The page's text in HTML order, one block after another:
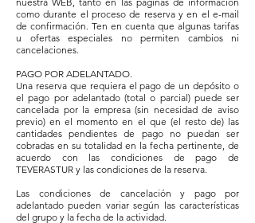
como durante el proceso de reserva y en el e-mail
de confirmación. Ten en cuenta que algunas tarifas
u ofertas especiales no permiten cambios ni
cancelaciones.
PAGO POR ADELANTADO.
Una reserva que requiera el pago de un depósito o
el pago por adelantado (total o parcial) puede ser
cancelada por la empresa (sin necesidad de aviso
previo) en el momento en el que (el resto de) las
cantidades pendientes de pago no puedan ser
cobradas en su totalidad en la fecha pertinente, de
acuerdo con las condiciones de pago de
TEVERASTUR y las condiciones de la reserva.
Las condiciones de cancelación y pago por
adelantado pueden variar según las características
del grupo y la fecha de la actividad.